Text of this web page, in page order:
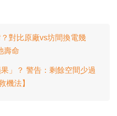
對比原廠vs坊間換電幾
壽命
」？ 警告：剩餘空間少過
機法】